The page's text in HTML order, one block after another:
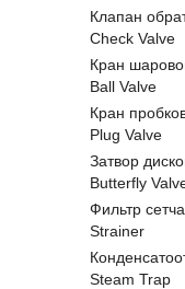
Клапан
Check Valve
Кран
Ball Valve
Кран
Plug Valve
Затвор
Butterfly
Фильтр
Strainer
Steam Trap